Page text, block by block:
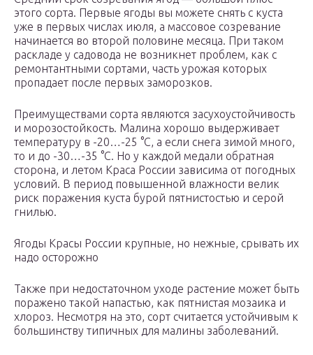
этого сорта. Первые ягоды вы можете снять с куста
уже в первых числах июля, а массовое созревание
начинается во второй половине месяца. При таком
раскладе у садовода не возникнет проблем, как с
ремонтантными сортами, часть урожая которых
пропадает после первых заморозков.
Преимуществами сорта являются засухоустойчивость
и морозостойкость. Малина хорошо выдерживает
температуру в -20…-25 °C, а если снега зимой много,
то и до -30…-35 °C. Но у каждой медали обратная
сторона, и летом Краса России зависима от погодных
условий. В период повышенной влажности велик
риск поражения куста бурой пятнистостью и серой
гнилью.
Ягоды Красы России крупные, но нежные, срывать их
надо осторожно
Также при недостаточном уходе растение может быть
поражено такой напастью, как пятнистая мозаика и
хлороз. Несмотря на это, сорт считается устойчивым к
большинству типичных для малины заболеваний.